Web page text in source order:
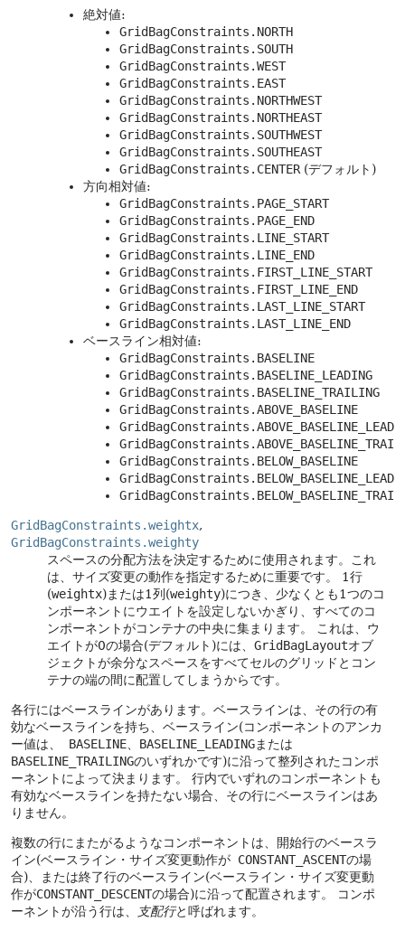
絶対値:
GridBagConstraints.NORTH
GridBagConstraints.SOUTH
GridBagConstraints.WEST
GridBagConstraints.EAST
GridBagConstraints.NORTHWEST
GridBagConstraints.NORTHEAST
GridBagConstraints.SOUTHWEST
GridBagConstraints.SOUTHEAST
GridBagConstraints.CENTER (デフォルト)
方向相対値:
GridBagConstraints.PAGE_START
GridBagConstraints.PAGE_END
GridBagConstraints.LINE_START
GridBagConstraints.LINE_END
GridBagConstraints.FIRST_LINE_START
GridBagConstraints.FIRST_LINE_END
GridBagConstraints.LAST_LINE_START
GridBagConstraints.LAST_LINE_END
ベースライン相対値:
GridBagConstraints.BASELINE
GridBagConstraints.BASELINE_LEADING
GridBagConstraints.BASELINE_TRAILING
GridBagConstraints.ABOVE_BASELINE
GridBagConstraints.BELOW_BASELINE
GridBagConstraints.weightx,
GridBagConstraints.weighty
スペースの分配方法を決定するために使用されます。これ
は、サイズ変更の動作を指定するために重要です。
1行
(weightx)または1列(weighty)につき、少なくとも1つのコ
ンポーネントにウエイトを設定しないかぎり、すべてのコ
ンポーネントがコンテナの中央に集まります。
これは、ウ
エイトが0の場合(デフォルト)には、 GridBagLayoutオブ
ジェクトが余分なスペースをすべてセルのグリッドとコン
テナの端の間に配置してしまうからです。
各行にはベースラインがあります。ベースラインは、その行の有
効なベースラインを持ち、ベースライン(コンポーネントのアンカ
ー値は、
BASELINE BASELINE_LEADINGまたは
BASELINE_TRAILINGのいずれかです)に沿って整列されたコンポ
ーネントによって決まります。
行内でいずれのコンポーネントも
有効なベースラインを持たない場合、その行にベースラインはあ
りません。
複数の行にまたがるようなコンポーネントは、開始行のベースラ
イン(ベースライン・サイズ変更動作が CONSTANT_ASCENTの場
合)、または終了行のベースライン(ベースライン・サイズ変更動
作がCONSTANT_DESCENTの場合)に沿って配置されます。
コンポ
ーネントが沿う行は、
支配行と呼ばれます。